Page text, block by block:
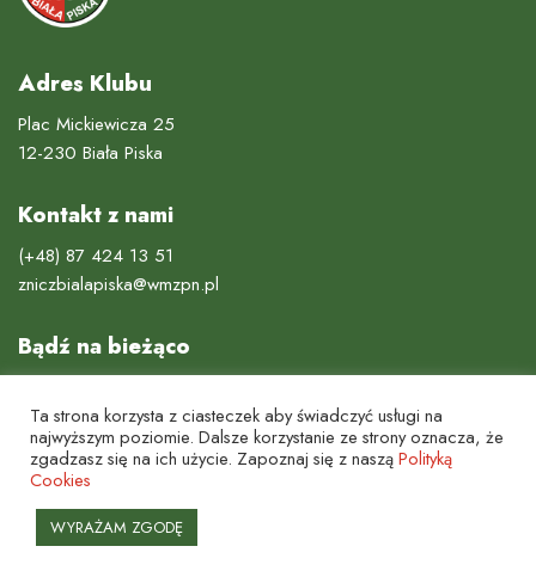
Adres Klubu
Plac Mickiewicza 25
12-230 Biała Piska
Kontakt z nami
(+48) 87 424 13 51
zniczbialapiska@wmzpn.pl
Bądź na bieżąco
Miejski Ludowy Klub Sportowy "Znicz Biała Piska"
Strona Główna
Polityka prywatności
Ta strona korzysta z ciasteczek aby świadczyć usługi na
najwyższym poziomie. Dalsze korzystanie ze strony oznacza, że
zgadzasz się na ich użycie. Zapoznaj się z nasząPolityką
Cookies
WYRAŻAM ZGODĘ